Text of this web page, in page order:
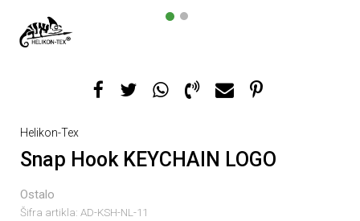
1 2
Helikon-Tex
Snap Hook KEYCHAIN LOGO
Ostalo
Šifra artikla: AD-KSH-NL-11